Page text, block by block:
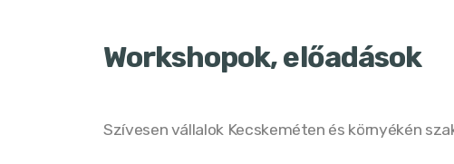
Workshopok, előadások
Szívesen vállalok Kecskeméten és környékén